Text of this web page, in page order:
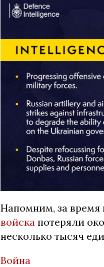
Напомним, за
войска потеряли
несколько тысяч
Война